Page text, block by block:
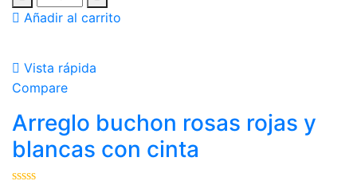
Añadir al carrito
Vista rápida
Compare
Arreglo buchon rosas rojas y
blancas con cinta